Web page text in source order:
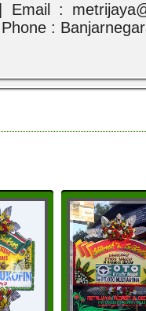
Email :
: